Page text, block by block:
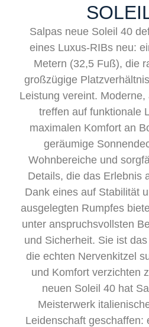
Salpas neue Soleil 40
eines Luxus-RIBs neu:
Metern (32,5 Fuß), die
großzügige
Leistung vereint.
treffen auf funktionale
maximalen Komfort an
geräumige
Wohnbereiche und
Details, die das Erlebnis
Dank eines auf Stabilität
ausgelegten Rumpfes
unter anspruchsvollsten
und Sicherheit. Sie ist
die echten Nervenkitzel
und Komfort verzichten
neuen Soleil 40 hat
Meisterwerk
Leidenschaft geschaffen: